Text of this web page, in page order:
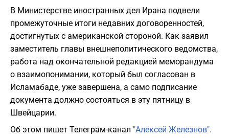
В Министерстве иностранных дел Ирана подвели
промежуточные итоги недавних договоренностей,
достигнутых с американской стороной. Как заявил
заместитель главы внешнеполитического ведомства,
работа над окончательной редакцией меморандума
о взаимопонимании, который был согласован в
Исламабаде, уже завершена, а само подписание
документа должно состояться в эту пятницу в
Швейцарии.
Об этом пишет Телеграм-канал "Алексей Железнов".